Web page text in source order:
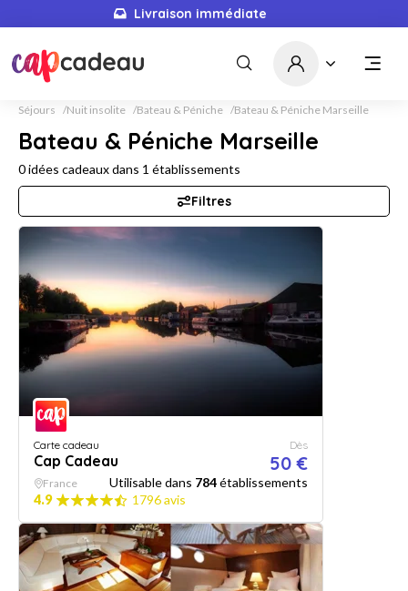
Livraison immédiate
Séjours Nuit insolite Bateau & Péniche Bateau & Péniche Marseille
Bateau & Péniche Marseille
0idées cadeaux dans 1 établissements
Filtres
Carte cadeau
Cap Cadeau
Dès
50 €
France Utilisable dans 784établissements
4.9
1796 avis